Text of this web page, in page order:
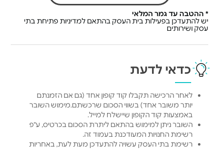
* ההטבה עד גמר המלאי
יש להתעדכן בפעילות בית העסק בהתאם למדיניות פתיחת בתי
עסק ושירותים
כדאי לדעת
לאחר הרכישה תקבלו קוד קופון אחד (גם אם הזמנתם
יותר משובר אחד) בשווי הסכום שרכשתם.מימוש השובר
באמצעות קוד הקופון שיישלח למייל.
השובר ניתן למימוש בהתאם ליתרת הסכום בכרטיס, ע"פ
רשימת החנויות המעודכנת בעמוד זה.
רשימת בתי העסק עשויה להתעדכן מעת לעת, באחריות